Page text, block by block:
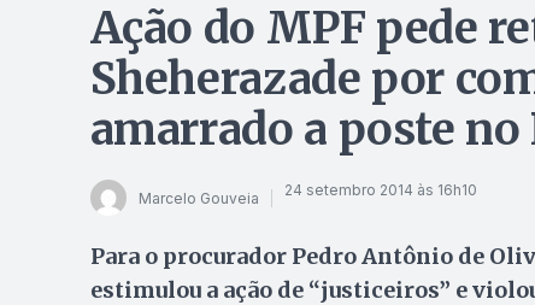
Ação do MPF pede
Sheherazade por
amarrado a poste no
Marcelo Gouveia 24 setembro 2014 às 16h10
Para o procurador Pedro Antônio de
estimulou a ação de “justiceiros” e